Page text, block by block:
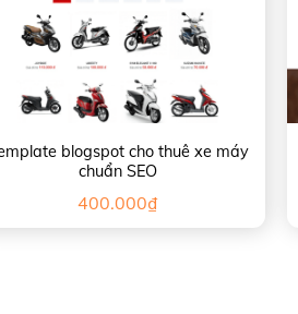
blogspot cho thuê xe máy
chuẩn SEO
400.000₫